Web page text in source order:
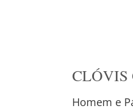
CLÓVIS
Homem e